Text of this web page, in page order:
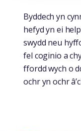
Byddech yn
hefyd yn ei
swydd neu
fel coginio a
ffordd wych o
ochr yn ochr